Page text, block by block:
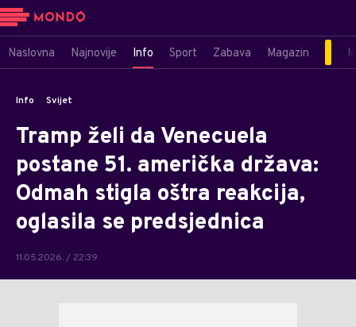
Naslovna Najnovije Info Sport Zabava Magazin
Info Svijet
Tramp želi da Venecuela
postane 51. američka država:
Odmah stigla oštra reakcija,
oglasila se predsjednica
11.05.2026. / 22:39